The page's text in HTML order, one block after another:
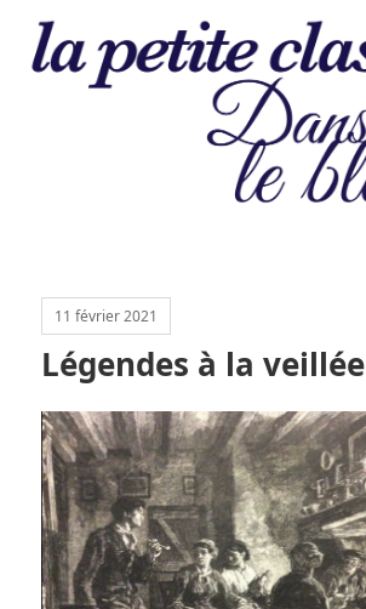
petite
classe
: le
blog
11 février 2021
Légendes à la veillée